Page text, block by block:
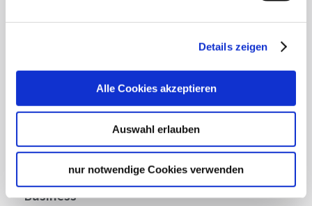
Details zeigen
Alle Cookies akzeptieren
Auswahl erlauben
nur notwendige Cookies verwenden
Stellenangebote
Business